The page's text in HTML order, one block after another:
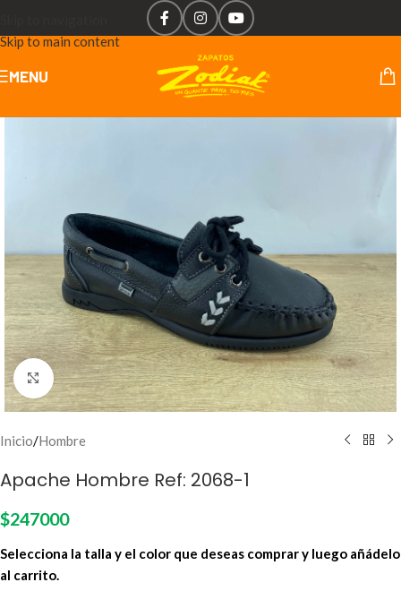
Skip to main content
MENU
Click to enlarge
Inicio/Hombre
Apache Hombre Ref: 2068-1
$247000
Selecciona la talla y el color que deseas comprar y luego añádelo
al carrito.